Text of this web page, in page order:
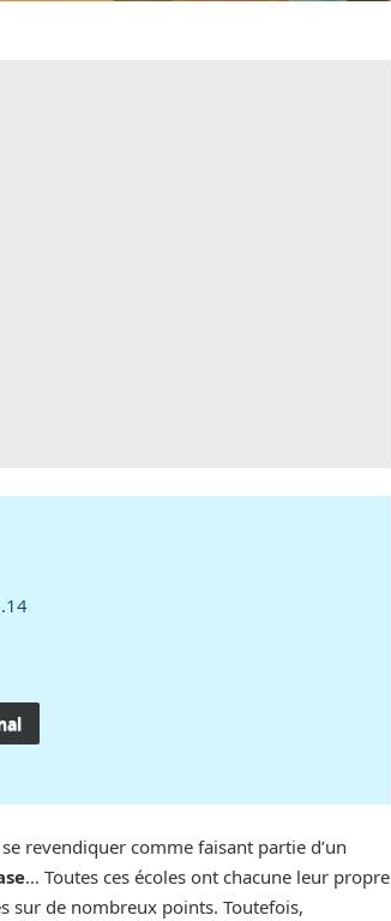
revendiquer comme faisant partie d’un
… Toutes ces écoles ont chacune leur propre
sur de nombreux points. Toutefois,